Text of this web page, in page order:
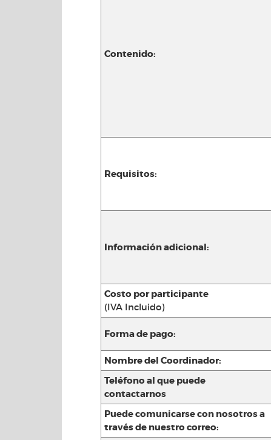
Contenido:
Requisitos:
Información adicional:
Costo por participante
(IVA Incluido)
Forma de pago:
Nombre del Coordinador:
Teléfono al que puede
contactarnos
Puede comunicarse con nosotros a
través de nuestro correo: